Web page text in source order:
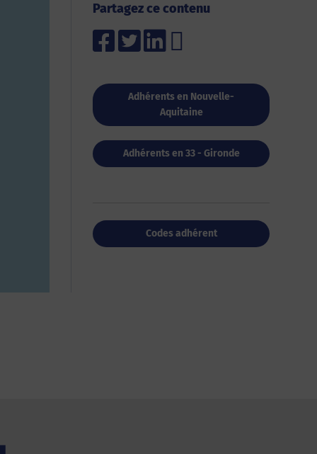
Partagez ce contenu
Adhérents en Nouvelle-
Aquitaine
Adhérents en 33 - Gironde
Codes adhérent